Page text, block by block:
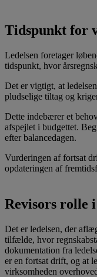
Tidspunkt for
Ledelsen foretager
tidspunkt, hvor
Det er vigtigt, at
pludselige tiltag og
Dette indebærer et
afspejlet i budgettet.
efter balancedagen.
Vurderingen af fortsat
opdateringen af
Revisors rolle
Det er ledelsen, der
tilfælde, hvor
dokumentation fra
er en fortsat drift, og at
virksomheden